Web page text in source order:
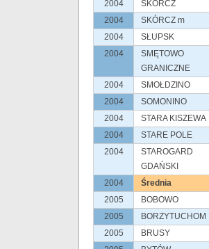
2004
SKÓRCZ
2004
SKÓRCZ m
2004
SŁUPSK
2004
SMĘTOWO
GRANICZNE
2004
SMOŁDZINO
2004
SOMONINO
2004
STARA KISZEWA
2004
STARE POLE
2004
STAROGARD
GDAŃSKI
2004
Średnia
2005
BOBOWO
2005
BORZYTUCHOM
2005
BRUSY